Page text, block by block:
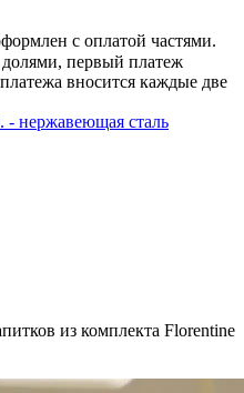
с оплатой частями.
первый платеж
вносится каждые две
нержавеющая сталь
из комплекта Florentine